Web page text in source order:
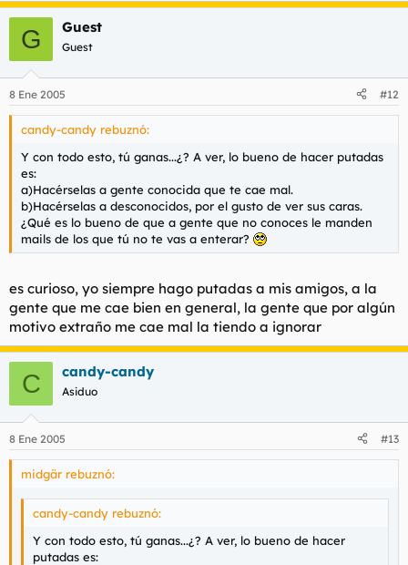
Bueno, espero que aprobeis mi idea, gracias!
G Guest
Guest
8 Ene 2005 #12
candy-candy rebuznó:
Y con todo esto, tú ganas...¿? A ver, lo bueno de hacer putadas
es:
a)Hacérselas a gente conocida que te cae mal.
b)Hacérselas a desconocidos, por el gusto de ver sus caras.
¿Qué es lo bueno de que a gente que no conoces le manden
mails de los que tú no te vas a enterar?
es curioso, yo siempre hago putadas a mis amigos, a la
gente que me cae bien en general, la gente que por algún
motivo extraño me cae mal la tiendo a ignorar
C candy-candy
Asiduo
8 Ene 2005 #13
midgär rebuznó:
candy-candy rebuznó:
Y con todo esto, tú ganas...¿? A ver, lo bueno de hacer
putadas es: